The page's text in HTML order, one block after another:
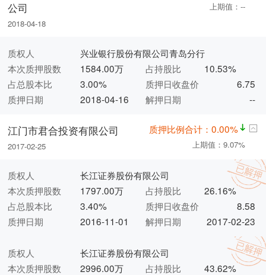
公司
2018-04-18
上期值：--
质权人
兴业银行股份有限公司青岛分行
本次质押股数
1584.00万 占持股比
10.53%
占总股本比
3.00% 质押日收盘价
6.75
质押日期
2018-04-16 解押日期 --
江门市君合投资有限公司
2017-02-25
质押比例合计：0.00%
上期值：9.07%
质权人
长江证券股份有限公司
本次质押股数
1797.00万 占持股比
26.16%
占总股本比
3.40% 质押日收盘价
8.58
质押日期
2016-11-01 解押日期 2017-02-23
质权人
长江证券股份有限公司
本次质押股数
2996.00万 占持股比
43.62%